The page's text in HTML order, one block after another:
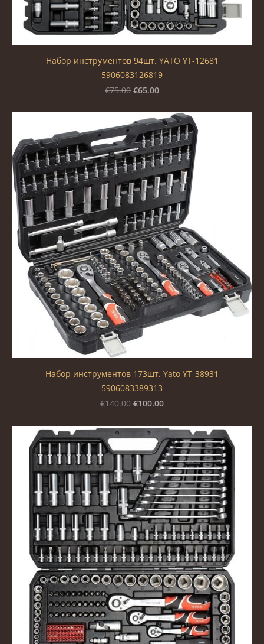
Набор инструментов 94шт. YATO YT-12681
5906083126819
€75.00 €65.00
Набор инструментов 173шт. Yato YT-38931
5906083389313
€140.00 €100.00